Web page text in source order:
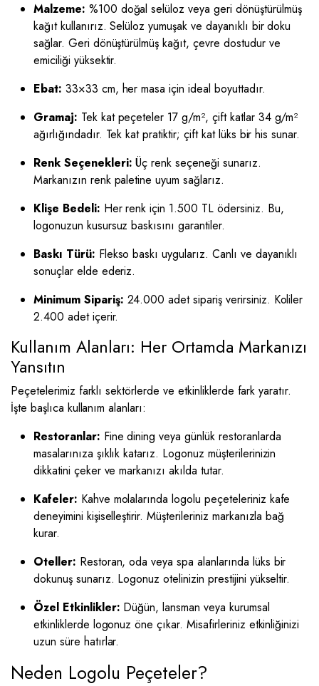
Malzeme: %100 doğal selüloz veya geri dönüştürülmüş
kağıt kullanırız. Selüloz yumuşak ve dayanıklı bir doku
sağlar. Geri dönüştürülmüş kağıt, çevre dostudur ve
emiciliği yüksektir.
Ebat: 33×33 cm, her masa için ideal boyuttadır.
Gramaj: Tek kat peçeteler 17 g/m², çift katlar 34 g/m²
ağırlığındadır. Tek kat pratiktir; çift kat lüks bir his sunar.
Renk Seçenekleri: Üç renk seçeneği sunarız.
Markanızın renk paletine uyum sağlarız.
Klişe Bedeli: Her renk için 1.500 TL ödersiniz. Bu,
logonuzun kusursuz baskısını garantiler.
Baskı Türü: Flekso baskı uygularız. Canlı ve dayanıklı
sonuçlar elde ederiz.
Minimum Sipariş: 24.000 adet sipariş verirsiniz. Koliler
2.400 adet içerir.
Kullanım Alanları: Her Ortamda Markanızı
Yansıtın
Peçetelerimiz farklı sektörlerde ve etkinliklerde fark yaratır.
İşte başlıca kullanım alanları:
Restoranlar: Fine dining veya günlük restoranlarda
masalarınıza şıklık katarız. Logonuz müşterilerinizin
dikkatini çeker ve markanızı akılda tutar.
Kafeler: Kahve molalarında logolu peçeteleriniz kafe
deneyimini kişiselleştirir. Müşterileriniz markanızla bağ
kurar.
Oteller: Restoran, oda veya spa alanlarında lüks bir
dokunuş sunarız. Logonuz otelinizin prestijini yükseltir.
Özel Etkinlikler: Düğün, lansman veya kurumsal
etkinliklerde logonuz öne çıkar. Misafirleriniz etkinliğinizi
uzun süre hatırlar.
Neden Logolu Peçeteler?